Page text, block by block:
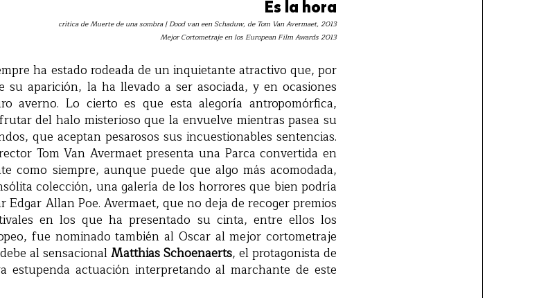
Es la hora
crítica de Muerte de una sombra | Dood van een Schaduw, de Tom Van Avermaet, 2013
Mejor Cortometraje en los European Film Awards 2013
ha estado rodeada de un inquietante atractivo que, por
aparición, la ha llevado a ser asociada, y en ocasiones
averno. Lo cierto es que esta alegoría antropomórfica,
del halo misterioso que la envuelve mientras pasea su
que aceptan pesarosos sus incuestionables sentencias.
Tom Van Avermaet presenta una Parca convertida en
como siempre, aunque puede que algo más acomodada,
colección, una galería de los horrores que bien podría
Allan Poe. Avermaet, que no deja de recoger premios
en los que ha presentado su cinta, entre ellos los
fue nominado también al Oscar al mejor cortometraje
al sensacionalMatthias Schoenaerts, el protagonista de
estupenda actuación interpretando al marchante de este